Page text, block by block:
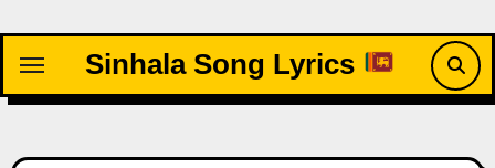
content
Sinhala Song Lyrics